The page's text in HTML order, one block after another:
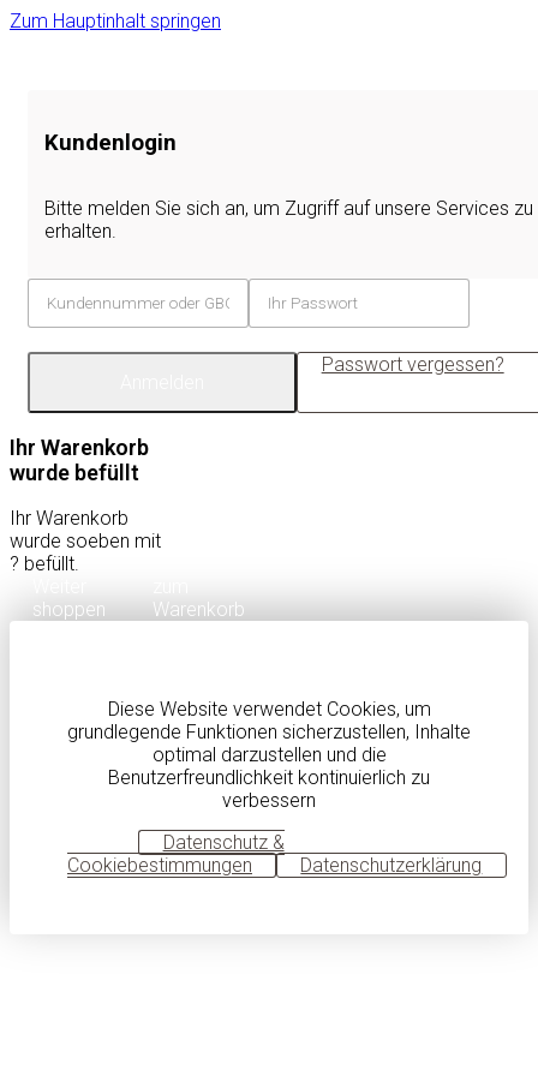
Zum Hauptinhalt springen
Kundenlogin
Bitte melden Sie sich an, um Zugriff auf unsere Services zu
erhalten.
Passwort vergessen?
Ihr Warenkorb
wurde befüllt
Ihr Warenkorb
wurde soeben mit
? befüllt.
shoppen
Warenkorb
Diese Website verwendet Cookies, um
grundlegende Funktionen sicherzustellen, Inhalte
optimal darzustellen und die
Benutzerfreundlichkeit kontinuierlich zu
verbessern
Datenschutz &
Cookiebestimmungen
Datenschutzerklärung